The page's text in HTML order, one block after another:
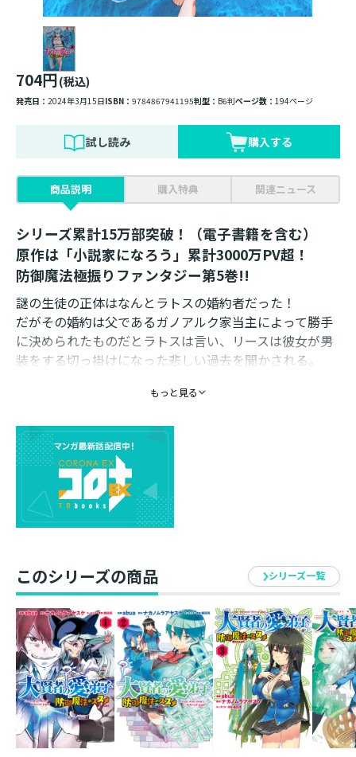
704円(税込)
発売日： 2024年3月15日ISBN： 9784867941195判型： B6判ページ数： 194ページ
試し読み 購入する
商品説明 購入特典 関連ニュース
シリーズ累計15万部突破！（電子書籍を含む）
原作は「小説家になろう」累計3000万PV超！
防御魔法極振りファンタジー第5巻!!
謎の生徒の正体はなんとラトスの婚約者だった！
だがその婚約は父であるガノアルク家当主によって勝手
に決められたものだとラトスは言い、リースは彼女が男
装をする切っ掛けになった悲しい過去を聞かされる。
と悩み抜くリースだが、そんな彼にラトスの婚約者のテ
が始まるのだった……。
防御魔法極振りファンタジー第5巻!!
もっと見る
このシリーズの商品 シリーズ一覧